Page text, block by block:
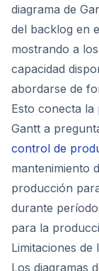
diagrama de
del backlog en
mostrando a
capacidad
abordarse de
Esto conecta la
Gantt a
control de
mantenimiento
producción
durante
para la
Limitaciones de
Los diagramas